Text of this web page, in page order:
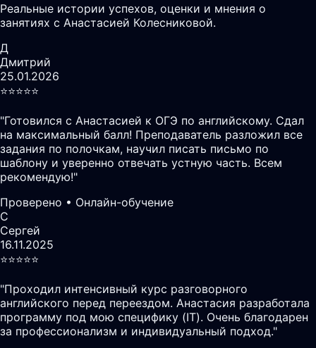
Реальные истории успехов, оценки и мнения о
занятиях с Анастасией Колесниковой.
Д
Дмитрий
25.01.2026
⭐️⭐️⭐️⭐️⭐️
"Готовился с Анастасией к ОГЭ по английскому. Сдал
на максимальный балл! Преподаватель разложил все
задания по полочкам, научил писать письмо по
шаблону и уверенно отвечать устную часть. Всем
рекомендую!"
Проверено • Онлайн-обучение
С
Сергей
16.11.2025
⭐️⭐️⭐️⭐️⭐️
"Проходил интенсивный курс разговорного
английского перед переездом. Анастасия разработала
программу под мою специфику (IT). Очень благодарен
за профессионализм и индивидуальный подход."